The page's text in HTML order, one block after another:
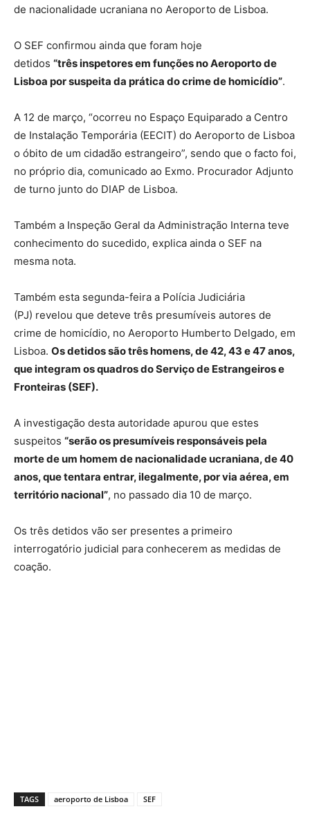
de nacionalidade ucraniana no Aeroporto de Lisboa.
O SEF confirmou ainda que foram hoje
detidos “três inspetores em funções no Aeroporto de
Lisboa por suspeita da prática do crime de homicídio”.
A 12 de março, “ocorreu no Espaço Equiparado a Centro
de Instalação Temporária (EECIT) do Aeroporto de Lisboa
o óbito de um cidadão estrangeiro”, sendo que o facto foi,
no próprio dia, comunicado ao Exmo. Procurador Adjunto
de turno junto do DIAP de Lisboa.
Também a Inspeção Geral da Administração Interna teve
conhecimento do sucedido, explica ainda o SEF na
mesma nota.
Também esta segunda-feira a Polícia Judiciária
(PJ) revelou que deteve três presumíveis autores de
crime de homicídio, no Aeroporto Humberto Delgado, em
Lisboa. Os detidos são três homens, de 42, 43 e 47 anos,
que integram os quadros do Serviço de Estrangeiros e
Fronteiras (SEF).
A investigação desta autoridade apurou que estes
suspeitos “serão os presumíveis responsáveis pela
morte de um homem de nacionalidade ucraniana, de 40
anos, que tentara entrar, ilegalmente, por via aérea, em
território nacional”, no passado dia 10 de março.
Os três detidos vão ser presentes a primeiro
interrogatório judicial para conhecerem as medidas de
coação.
TAGS aeroporto de Lisboa SEF